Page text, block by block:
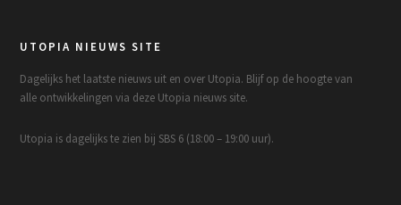
UTOPIA NIEUWS SITE
Dagelijks het laatste nieuws uit en over Utopia. Blijf op de hoogte van
alle ontwikkelingen via deze Utopia nieuws site.
Utopia is dagelijks te zien bij SBS 6 (18:00 – 19:00 uur).